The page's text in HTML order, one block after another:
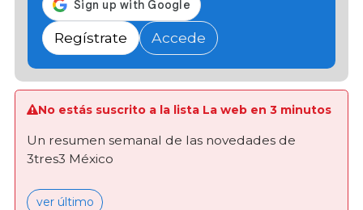
Regístrate Accede
No estás suscrito a la lista La web en 3 minutos
Un resumen semanal de las novedades de
3tres3 México
ver último